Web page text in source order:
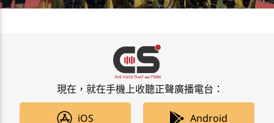
現在，就在手機上收聽正聲廣播電台：
iOS Android